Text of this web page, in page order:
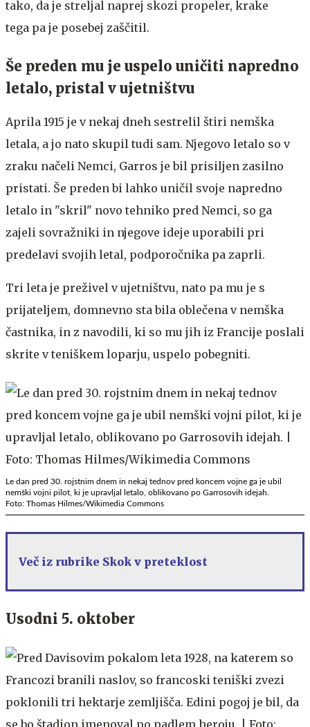
tako, da je streljal naprej skozi propeler, krake
tega pa je posebej zaščitil.
Še preden mu je uspelo uničiti napredno
letalo, pristal v ujetništvu
Aprila 1915 je v nekaj dneh sestrelil štiri nemška
letala, a jo nato skupil tudi sam. Njegovo letalo so v
zraku načeli Nemci, Garros je bil prisiljen zasilno
pristati. Še preden bi lahko uničil svoje napredno
letalo in "skril" novo tehniko pred Nemci, so ga
zajeli sovražniki in njegove ideje uporabili pri
predelavi svojih letal, podporočnika pa zaprli.
Tri leta je preživel v ujetništvu, nato pa mu je s
prijateljem, domnevno sta bila oblečena v nemška
častnika, in z navodili, ki so mu jih iz Francije poslali
skrite v teniškem loparju, uspelo pobegniti.
Le dan pred 30. rojstnim dnem in nekaj tednov pred koncem vojne ga je ubil
nemški vojni pilot, ki je upravljal letalo, oblikovano po Garrosovih idejah.
Foto: Thomas Hilmes/Wikimedia Commons
Več iz rubrike Skok v preteklost
Usodni 5. oktober